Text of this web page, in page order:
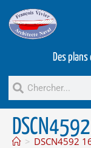
Des
> DSCN4592